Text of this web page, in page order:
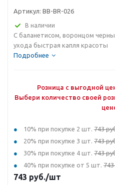
Артикул: BB-BR-026
В наличии
С баланетисом, воронцом
ухода быстрая капля красоты
Подробнее
Розница с выгодной
Выбери количество своей
10% при покупке 2 шт. 743
20% при покупке 3 шт. 743
30% при покупке 4 шт. 743
40% при покупке от 5 шт.
743 руб./шт